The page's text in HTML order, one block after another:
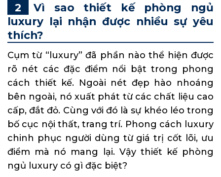
Vì sao thiết kế phòng ngủ
luxury lại nhận được nhiều sự yêu
thích?
Cụm từ “luxury” đã phần nào thể hiện được
rõ nét các đặc điểm nổi bật trong phong
cách thiết kế. Ngoài nét đẹp hào nhoáng
bên ngoài, nó xuất phát từ các chất liệu cao
cấp, đắt đỏ. Cùng với đó là sự khéo léo trong
bố cục nội thất, trang trí. Phong cách luxury
chinh phục người dùng từ giá trị cốt lõi, ưu
điểm mà nó mang lại. Vậy thiết kế phòng
ngủ luxury có gì đặc biệt?